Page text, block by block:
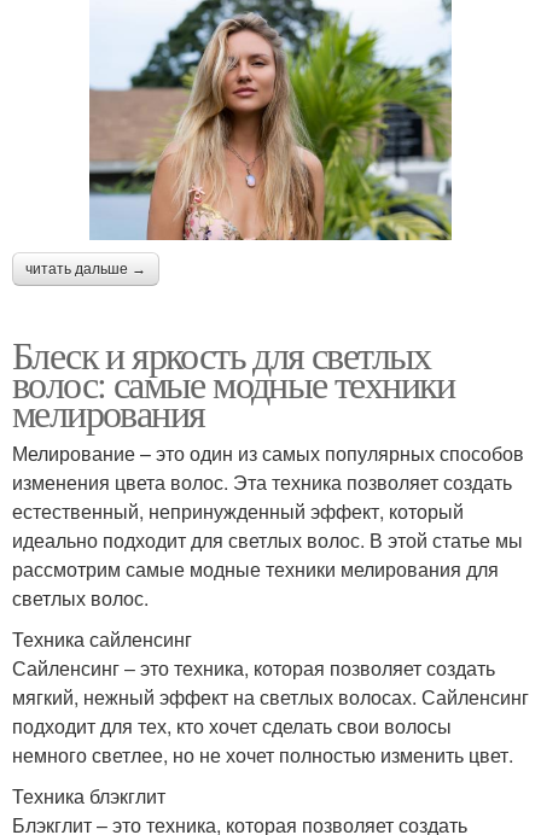
читать дальше →
Блеск и яркость для светлых
волос: самые модные техники
мелирования
Мелирование – это один из самых популярных способов
изменения цвета волос. Эта техника позволяет создать
естественный, непринужденный эффект, который
идеально подходит для светлых волос. В этой статье мы
рассмотрим самые модные техники мелирования для
светлых волос.
Техника сайленсинг
Сайленсинг – это техника, которая позволяет создать
мягкий, нежный эффект на светлых волосах. Сайленсинг
подходит для тех, кто хочет сделать свои волосы
немного светлее, но не хочет полностью изменить цвет.
Техника блэкглит
Блэкглит – это техника, которая позволяет создать